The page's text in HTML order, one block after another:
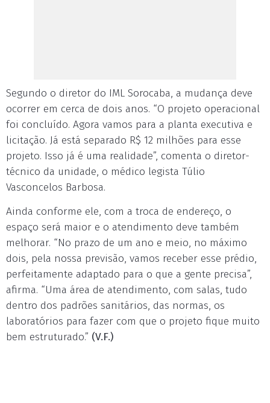
Segundo o diretor do IML Sorocaba, a mudança deve
ocorrer em cerca de dois anos. “O projeto operacional
foi concluído. Agora vamos para a planta executiva e
licitação. Já está separado R$ 12 milhões para esse
projeto. Isso já é uma realidade”, comenta o diretor-
técnico da unidade, o médico legista Túlio
Vasconcelos Barbosa.
Ainda conforme ele, com a troca de endereço, o
espaço será maior e o atendimento deve também
melhorar. “No prazo de um ano e meio, no máximo
dois, pela nossa previsão, vamos receber esse prédio,
perfeitamente adaptado para o que a gente precisa”,
afirma. “Uma área de atendimento, com salas, tudo
dentro dos padrões sanitários, das normas, os
laboratórios para fazer com que o projeto fique muito
bem estruturado.” (V.F.)